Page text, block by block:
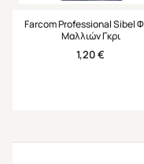
Farcom Professional Sibel
Μαλλιών Γκρι
1,20€